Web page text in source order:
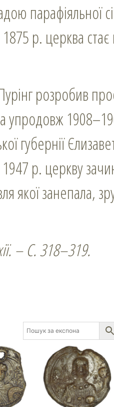
парафіяльної
р. церква
розробив
упродовж
губернії
1947 р. церкву
якої занепала,
– С. 318–319.